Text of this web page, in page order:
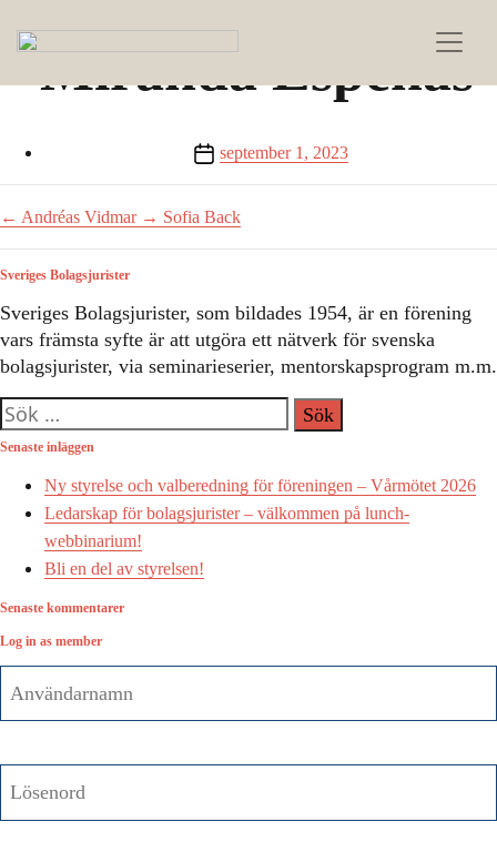
Miranda Espenäs
Inläggsdatum
september 1, 2023
← Andréas Vidmar → Sofia Back
Sveriges Bolagsjurister
Sveriges Bolagsjurister, som bildades 1954, är en förening
vars främsta syfte är att utgöra ett nätverk för svenska
bolagsjurister, via seminarieserier, mentorskapsprogram m.m.
Sök
efter:
Senaste inläggen
Ny styrelse och valberedning för föreningen – Vårmötet 2026
Ledarskap för bolagsjurister – välkommen på lunch-
webbinarium!
Bli en del av styrelsen!
Senaste kommentarer
Log in as member